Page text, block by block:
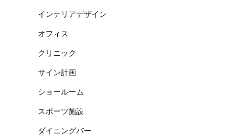
インテリアデザイン
オフィス
クリニック
サイン計画
ショールーム
スポーツ施設
ダイニングバー